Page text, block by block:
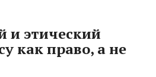
и этический
как право, а не